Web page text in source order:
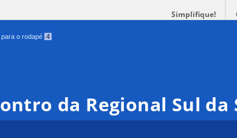
Simplifique!
para o rodapé 4
da Regional Sul da